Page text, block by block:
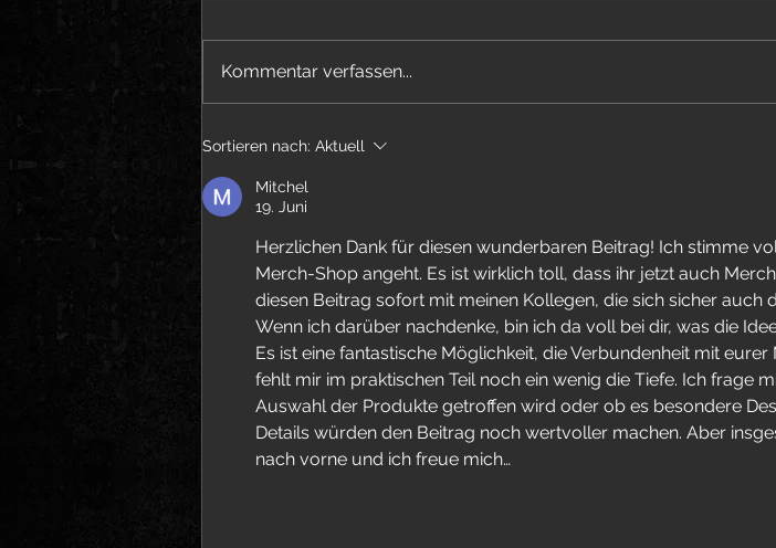
"ABSINTH" Video & Single - OUT NOW!
Kommentar verfassen...
Sortieren nach: Aktuell
Mitchel
19. Juni
Herzlichen Dank für diesen wunderbaren Beitrag! Ich stimme
Merch-Shop angeht. Es ist wirklich toll, dass ihr jetzt auch
diesen Beitrag sofort mit meinen Kollegen, die sich sicher auch
Wenn ich darüber nachdenke, bin ich da voll bei dir, was die
Es ist eine fantastische Möglichkeit, die Verbundenheit mit
fehlt mir im praktischen Teil noch ein wenig die Tiefe. Ich frage
Auswahl der Produkte getroffen wird oder ob es besondere
Details würden den Beitrag noch wertvoller machen. Aber
nach vorne und ich freue mich…